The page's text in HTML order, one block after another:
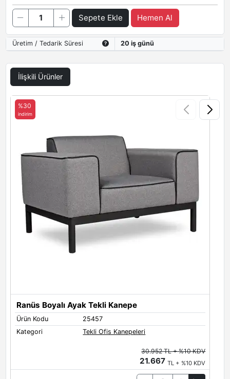
Sepete Ekle Hemen Al
Üretim / Tedarik Süresi 20 iş günü
İlişkili Ürünler
Ranüs Boyalı Ayak Tekli Kanepe
Ürün Kodu
25457
Kategori
Tekli Ofis Kanepeleri
%30
indirim
30.952 TL + %10 KDV
21.667TL + %10 KDV